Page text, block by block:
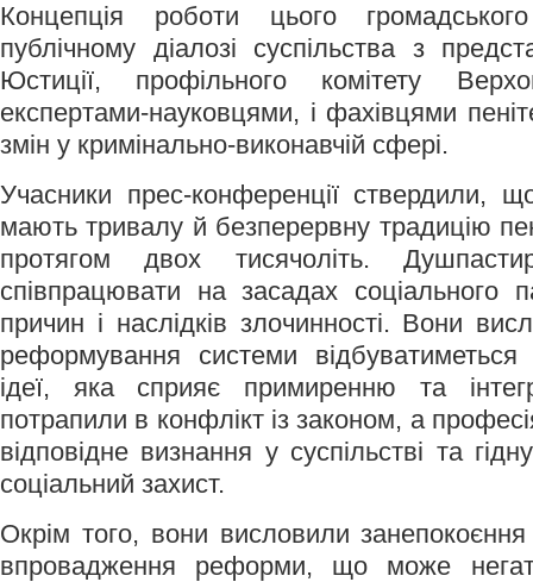
Концепція роботи цього
публічному діалозі суспільства з
Юстиції, профільного комітету
експертами-науковцями, і фахівцями
змін у кримінально-виконавчій сфері.
Учасники прес-конференції ствердили,
мають тривалу й безперервну традицію
протягом двох тисячоліть.
співпрацювати на засадах соціального
причин і наслідків злочинності. Вони
реформування системи відбуватиметься
ідеї, яка сприяє примиренню та
потрапили в конфлікт із законом, а
відповідне визнання у суспільстві та
соціальний захист.
Окрім того, вони висловили
впровадження реформи, що може